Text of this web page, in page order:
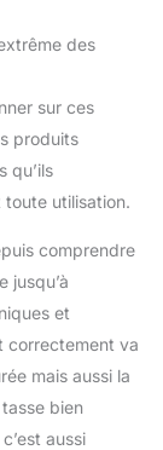
des
sur ces
produits
qu’ils
utilisation.
comprendre
jusqu’à
et
correctement va
mais aussi la
bien
aussi